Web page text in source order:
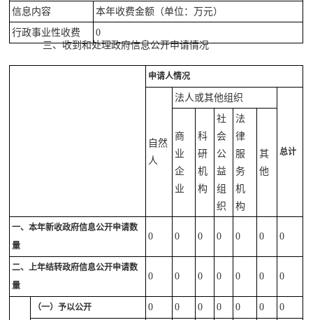
信息内容
本年收费金额（单位：万元）
行政事业性收费
0
三、收到和处理政府信息公开申请情况
申请人情况
自然
人
法人或其他组织
总计
商
业
企
业
科
研
机
构
社
会
公
益
组
织
法
律
服
务
机
构
其
他
一、本年新收政府信息公开申请数
量
0 0 0 0 0 0 0
二、上年结转政府信息公开申请数
量
0 0 0 0 0 0 0
（一）予以公开 0 0 0 0 0 0 0